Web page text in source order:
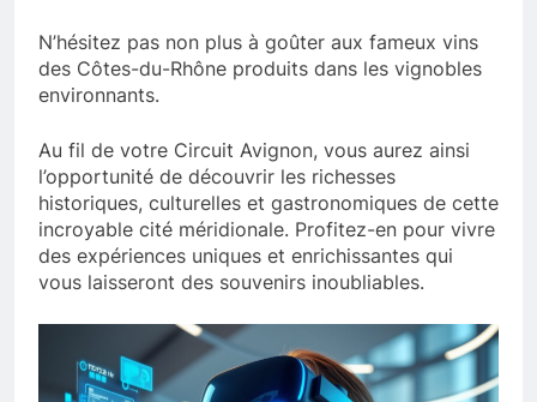
N’hésitez pas non plus à goûter aux fameux vins
des Côtes-du-Rhône produits dans les vignobles
environnants.
Au fil de votre Circuit Avignon, vous aurez ainsi
l’opportunité de découvrir les richesses
historiques, culturelles et gastronomiques de cette
incroyable cité méridionale. Profitez-en pour vivre
des expériences uniques et enrichissantes qui
vous laisseront des souvenirs inoubliables.